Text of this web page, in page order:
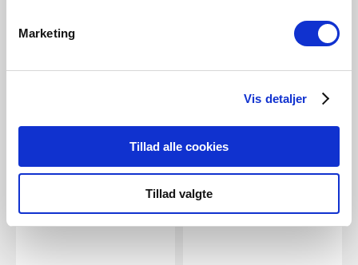
Marketing
Vis detaljer
Tillad alle cookies
Tillad valgte
Éclairage décoratif avec Moodmaker™